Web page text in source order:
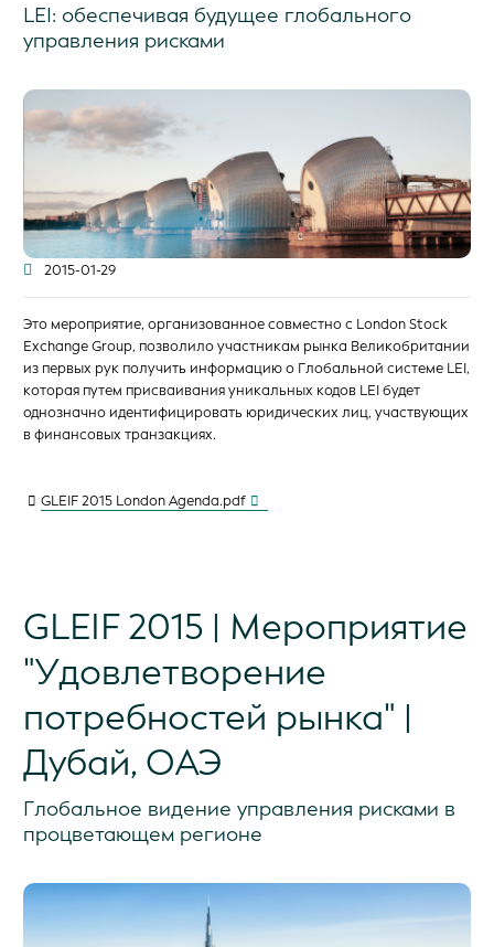
LEI: обеспечивая будущее глобального
управления рисками
2015-01-29
Это мероприятие, организованное совместно с London Stock
Exchange Group, позволило участникам рынка Великобритании
из первых рук получить информацию о Глобальной системе LEI,
которая путем присваивания уникальных кодов LEI будет
однозначно идентифицировать юридических лиц, участвующих
в финансовых транзакциях.
GLEIF 2015 London Agenda.pdf
GLEIF 2015 | Мероприятие
"Удовлетворение
потребностей рынка" |
Дубай, ОАЭ
Глобальное видение управления рисками в
процветающем регионе